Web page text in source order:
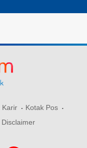
Karir
Kotak Pos
Disclaimer